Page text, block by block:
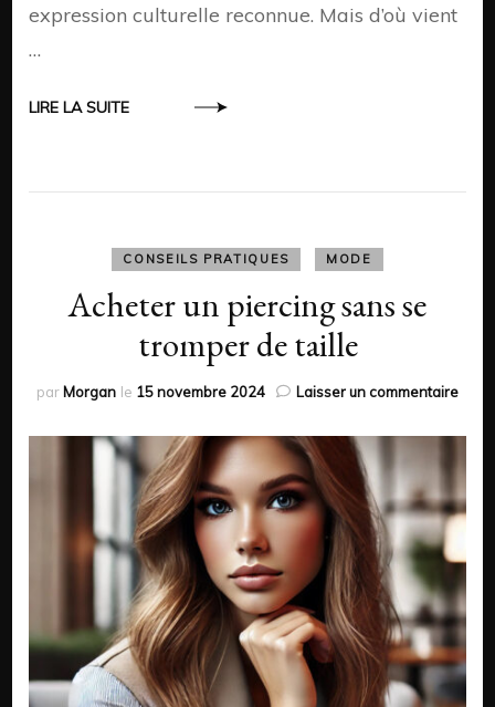
expression culturelle reconnue. Mais d’où vient
…
LIRE LA SUITE
CONSEILS PRATIQUES MODE
Acheter un piercing sans se
tromper de taille
parMorgan le 15 novembre 2024 Laisser un commentairesur
un
se
taille